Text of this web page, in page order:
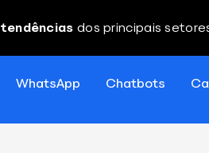
tendências dos principais
WhatsApp Chatbots